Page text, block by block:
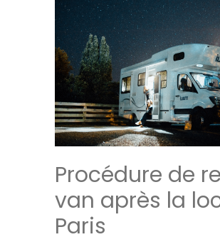
prélèvement
la
source
pour
le
financement
du
de
?
Procédure de
van après la
Paris